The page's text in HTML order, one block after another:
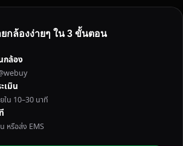
กล้องง่ายๆ ใน 3 ขั้นตอน
กล้อง
เมิน
น 10–30 นาที
หรือส่ง EMS